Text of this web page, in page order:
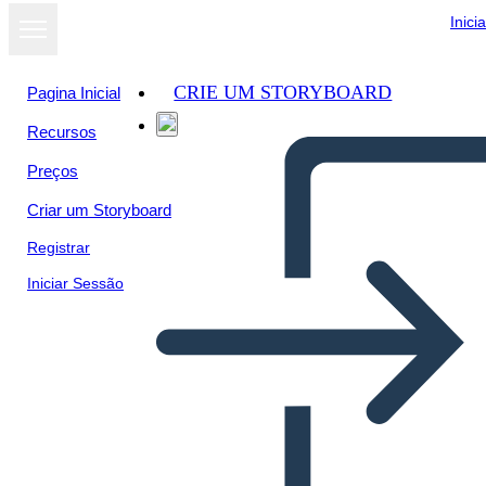
Pagina Inicial
Recursos
Preços
Criar um Storyboard
Registrar
Iniciar Sessão
CRIE UM STORYBOARD
Ver como
apresentação